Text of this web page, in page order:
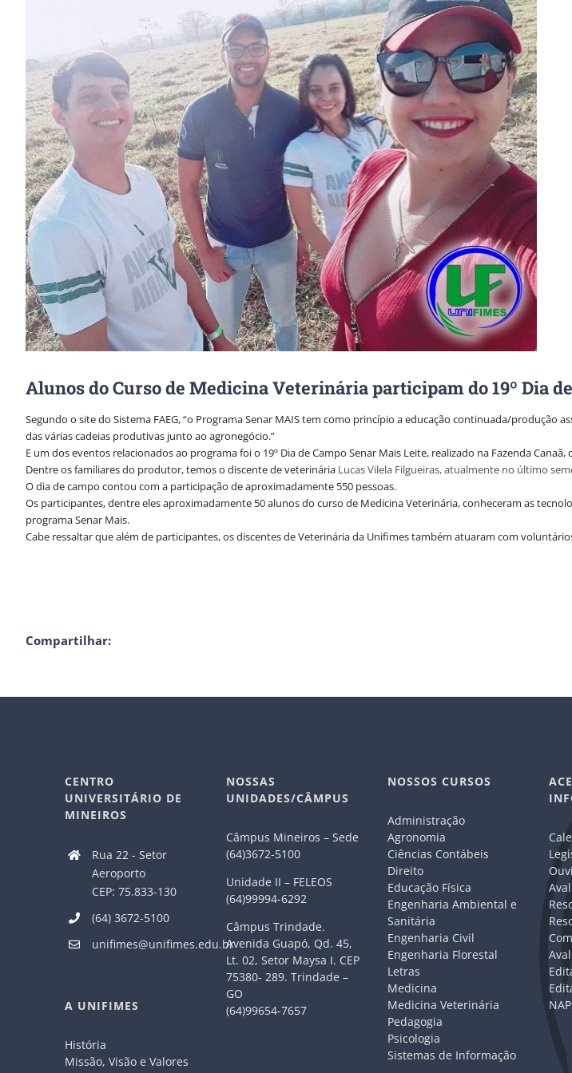
Alunos do Curso de Medicina Veterinária participam do 19º Dia
Segundo o site do Sistema FAEG, “o Programa Senar MAIS tem como princípio a educação continuada/
das várias cadeias produtivas junto ao agronegócio.”
E um dos eventos relacionados ao programa foi o 19º Dia de Campo Senar Mais Leite, realizado na Fazenda
Dentre os familiares do produtor, temos o discente de veterinária Lucas Vilela Filgueiras, atualmente no último
O dia de campo contou com a participação de aproximadamente 550 pessoas.
Os participantes, dentre eles aproximadamente 50 alunos do curso de Medicina Veterinária, conheceram as
programa Senar Mais.
Cabe ressaltar que além de participantes, os discentes de Veterinária da Unifimes também atuaram com
Compartilhar:
CENTRO
UNIVERSITÁRIO DE
MINEIROS
Rua 22 - Setor
Aeroporto
CEP: 75.833-130
(64) 3672-5100
unifimes@unifimes.edu.br
A UNIFIMES
História
Missão, Visão e Valores
NOSSAS
UNIDADES/CÂMPUS
Câmpus Mineiros – Sede
(64)3672-5100
Unidade II – FELEOS
(64)99994-6292
Câmpus Trindade.
Avenida Guapó, Qd. 45,
Lt. 02, Setor Maysa I. CEP
75380- 289. Trindade –
GO
(64)99654-7657
NOSSOS CURSOS
Administração
Agronomia
Ciências Contábeis
Direito
Educação Física
Engenharia Ambiental e
Sanitária
Engenharia Civil
Engenharia Florestal
Letras
Medicina
Medicina Veterinária
Pedagogia
Psicologia
Sistemas de Informação